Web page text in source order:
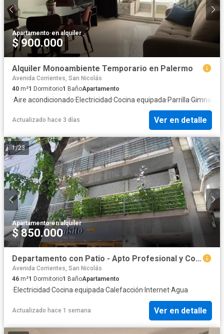
Apartamento·en alquiler
$ 900.000
Alquiler Monoambiente Temporario en Palermo
Avenida Corrientes, San Nicolás
40 m²1 Dormitorio1 BañoApartamento
·Aire acondicionado·Electricidad·Cocina equipada·Parrilla·Gimnasio
Actualizado hace 3 días Ver en detalle
1/23
Apartamento·en alquiler
$ 850.000
Departamento con Patio - Apto Profesional y Comercial - Luminosa y Moderna - Bajas Expensas
Avenida Corrientes, San Nicolás
46 m²1 Dormitorio1 BañoApartamento
·Electricidad·Cocina equipada·Calefacción· Internet·Agua
Actualizado hace 1 semana Ver en detalle